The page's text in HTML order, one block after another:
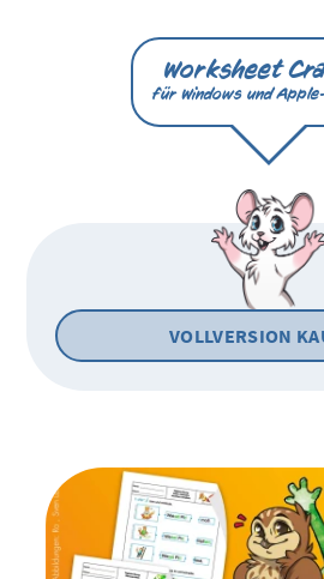
Worksheet
für Windows und
VOLLVERSION